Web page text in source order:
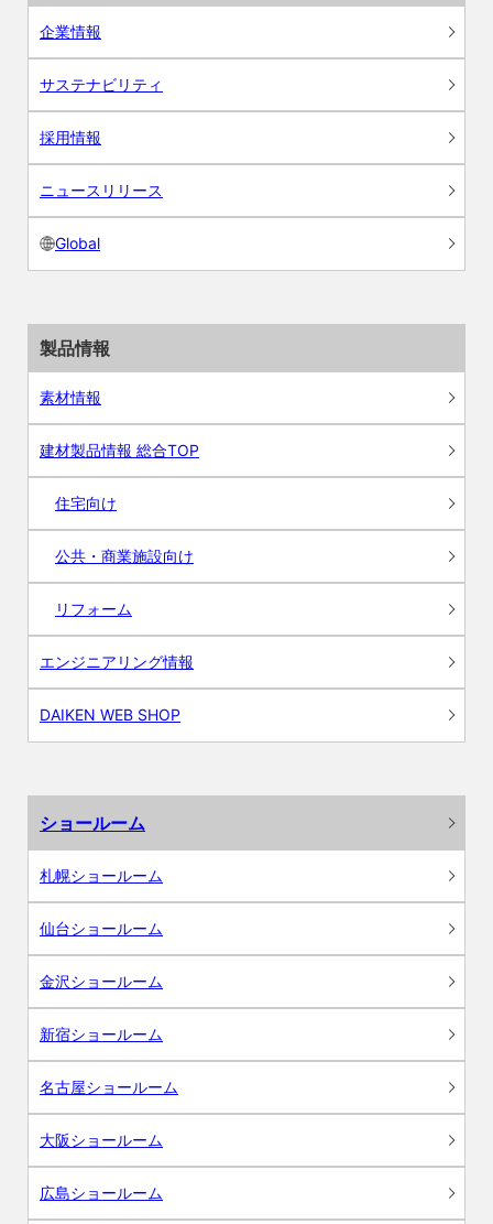
企業情報
サステナビリティ
採用情報
ニュースリリース
Global
製品情報
素材情報
建材製品情報 総合TOP
住宅向け
公共・商業施設向け
リフォーム
エンジニアリング情報
DAIKEN WEB SHOP
ショールーム
札幌ショールーム
仙台ショールーム
金沢ショールーム
新宿ショールーム
名古屋ショールーム
大阪ショールーム
広島ショールーム